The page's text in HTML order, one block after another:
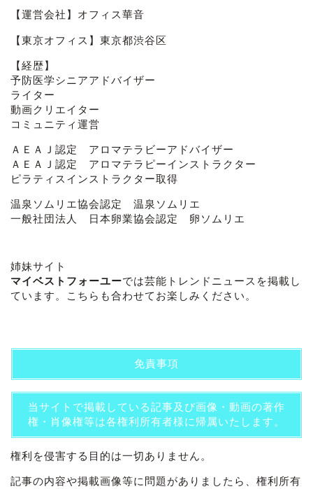
【運営会社】オフィス華音
【東京オフィス】東京都渋谷区
【経歴】
予防医学シニアアドバイザー
ライター
動画クリエイター
コミュニティ運営
ＡＥＡＪ認定 アロマテラビーアドバイザー
ＡＥＡＪ認定 アロマテラピーインストラクター
ピラティスインストラクター取得
温泉ソムリエ協会認定 温泉ソムリエ
一般社団法人 日本卵業協会認定 卵ソムリエ
姉妹サイト
マイベストフォーユーでは芸能トレンドニュースを掲載し
ています。こちらも合わせてお楽しみください。
免責事項
当サイトで掲載している記事及び画像・動画の著作
権・肖像権等は各権利所有者様に帰属いたします。
権利を侵害する目的は一切ありません。
記事の内容や掲載画像等に問題がありましたら、権利所有